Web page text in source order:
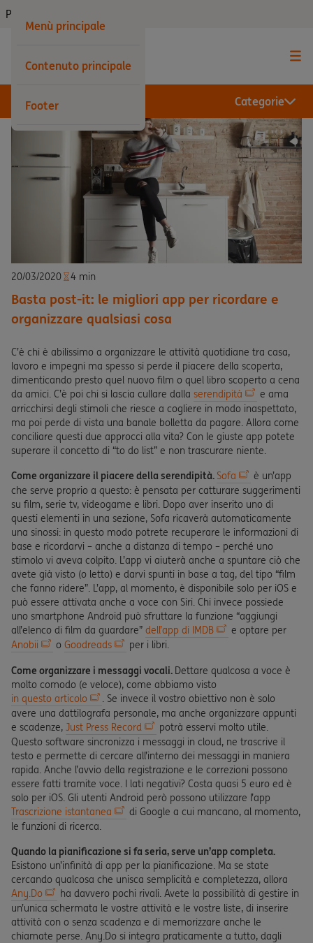
Menù principale
Contenuto principale
Footer
Privati
Categorie
20/03/2020 4 min
Basta post-it: le migliori app per ricordare e
organizzare qualsiasi cosa
C’è chi è abilissimo a organizzare le attività quotidiane tra casa,
lavoro e impegni ma spesso si perde il piacere della scoperta,
dimenticando presto quel nuovo film o quel libro scoperto a cena
da amici. C’è poi chi si lascia cullare dalla serendipità
e ama
arricchirsi degli stimoli che riesce a cogliere in modo inaspettato,
ma poi perde di vista una banale bolletta da pagare. Allora come
conciliare questi due approcci alla vita? Con le giuste app potete
superare il concetto di “to do list” e non trascurare niente.
Come organizzare il piacere della serendipità. Sofa
è un’app
che serve proprio a questo: è pensata per catturare suggerimenti
su film, serie tv, videogame e libri. Dopo aver inserito uno di
questi elementi in una sezione, Sofa ricaverà automaticamente
una sinossi: in questo modo potrete recuperare le informazioni di
base e ricordarvi – anche a distanza di tempo – perché uno
stimolo vi aveva colpito. L’app vi aiuterà anche a spuntare ciò che
avete già visto (o letto) e darvi spunti in base a tag, del tipo “film
che fanno ridere”. L’app, al momento, è disponibile solo per iOS e
può essere attivata anche a voce con Siri. Chi invece possiede
uno smartphone Android può sfruttare la funzione “aggiungi
all’elenco di film da guardare” dell’app di IMDB
e optare per
Anobii
o Goodreads per i libri.
Come organizzare i messaggi vocali. Dettare qualcosa a voce è
molto comodo (e veloce), come abbiamo visto
in questo articolo
. Se invece il vostro obiettivo non è solo
avere una dattilografa personale, ma anche organizzare appunti
e scadenze, Just Press Record
potrà esservi molto utile.
Questo software sincronizza i messaggi in cloud, ne trascrive il
testo e permette di cercare all’interno dei messaggi in maniera
rapida. Anche l’avvio della registrazione e le correzioni possono
essere fatti tramite voce. I lati negativi? Costa quasi 5 euro ed è
solo per iOS. Gli utenti Android però possono utilizzare l’app
Trascrizione istantanea
di Google a cui mancano, al momento,
le funzioni di ricerca.
Quando la pianificazione si fa seria, serve un’app completa.
Esistono un’infinità di app per la pianificazione. Ma se state
cercando qualcosa che unisca semplicità e completezza, allora
Any.Do
ha davvero pochi rivali. Avete la possibilità di gestire in
un’unica schermata le vostre attività e le vostre liste, di inserire
attività con o senza scadenza e di memorizzare anche le
chiamate perse. Any.Do si integra praticamente a tutto, dagli